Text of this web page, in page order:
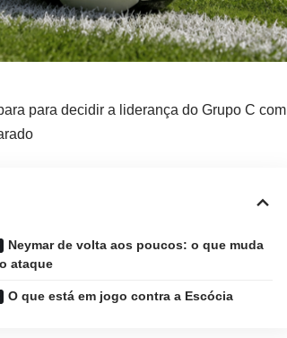
para decidir a liderança do Grupo C com
Neymar de volta aos poucos: o que muda
ataque
O que está em jogo contra a Escócia